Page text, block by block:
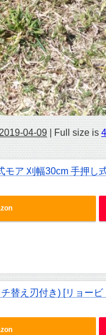
2019-04-09 Full size is
ア 刈幅30cm 手押し
替え刃付き) [リョー